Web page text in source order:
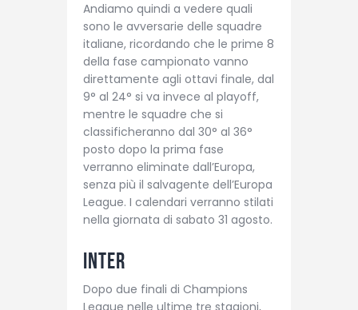
Andiamo quindi a vedere quali
sono le avversarie delle squadre
italiane, ricordando che le prime 8
della fase campionato vanno
direttamente agli ottavi finale, dal
9° al 24° si va invece al playoff,
mentre le squadre che si
classificheranno dal 30° al 36°
posto dopo la prima fase
verranno eliminate dall’Europa,
senza più il salvagente dell’Europa
League. I calendari verranno stilati
nella giornata di sabato 31 agosto.
Inter
Dopo due finali di Champions